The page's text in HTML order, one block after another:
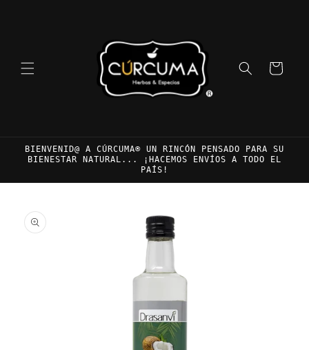
Carrito
BIENVENID@ A CÚRCUMA® UN RINCÓN PENSADO PARA SU
BIENESTAR NATURAL... ¡HACEMOS ENVÍOS A TODO EL
PAÍS!
a la
información